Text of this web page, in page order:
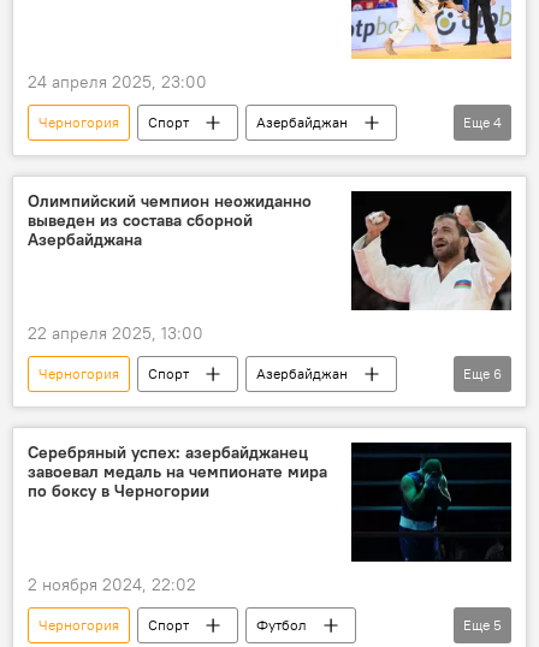
24 апреля 2025, 23:00
Черногория Спорт
Азербайджан
Чемпионат Европы
Дзюдо
Хидаят Гейдаров
Еще 4
Олимпийский чемпион неожиданно
выведен из состава сборной
Азербайджана
22 апреля 2025, 13:00
Черногория Спорт
Азербайджан
Дзюдо
Хидаят Гейдаров
Чемпион
Европа
Олимпийские игры
Еще 6
Серебряный успех: азербайджанец
завоевал медаль на чемпионате мира
по боксу в Черногории
2 ноября 2024, 22:02
Черногория Спорт
Футбол
Еще 5